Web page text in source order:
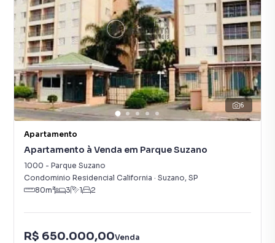
6
Apartamento
Apartamento à Venda em Parque Suzano
1000 - Parque Suzano
Condominio Residencial California · Suzano, SP
80m² 3 1 2
R$ 650.000,00Venda